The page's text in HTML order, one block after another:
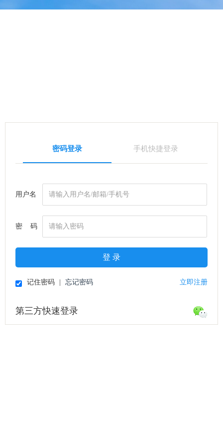
密码登录 手机快捷登录
用户名
密 码
登 录
记住密码 忘记密码 立即注册
第三方快速登录